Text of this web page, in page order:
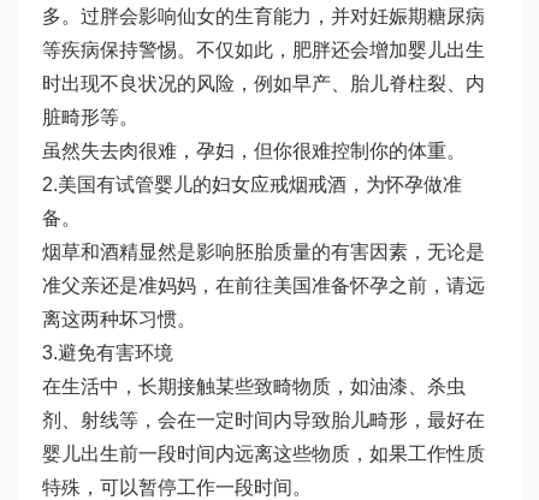
多。过胖会影响仙女的生育能力，并对妊娠期糖尿病
等疾病保持警惕。不仅如此，肥胖还会增加婴儿出生
时出现不良状况的风险，例如早产、胎儿脊柱裂、内
脏畸形等。
虽然失去肉很难，孕妇，但你很难控制你的体重。
2.美国有试管婴儿的妇女应戒烟戒酒，为怀孕做准
备。
烟草和酒精显然是影响胚胎质量的有害因素，无论是
准父亲还是准妈妈，在前往美国准备怀孕之前，请远
离这两种坏习惯。
3.避免有害环境
在生活中，长期接触某些致畸物质，如油漆、杀虫
剂、射线等，会在一定时间内导致胎儿畸形，最好在
婴儿出生前一段时间内远离这些物质，如果工作性质
特殊，可以暂停工作一段时间。